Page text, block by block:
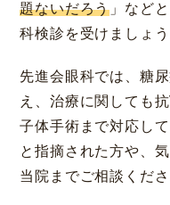
題ないだろう 」など
科検診を受けましょう
先進会眼科では、糖
え、治療に関しても
子体手術まで対応し
と指摘された方や、
当院までご相談くださ